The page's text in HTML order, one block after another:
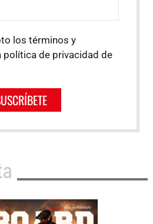
los términos y
política de privacidad de